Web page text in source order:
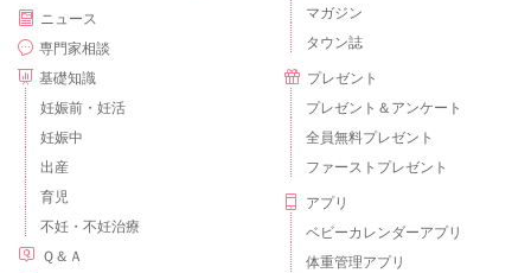
ニュース
専門家相談
基礎知識
妊娠前・妊活
妊娠中
出産
育児
不妊・不妊治療
Ｑ＆Ａ
マガジン
タウン誌
プレゼント
プレゼント＆アンケート
全員無料プレゼント
ファーストプレゼント
アプリ
ベビーカレンダーアプリ
体重管理アプリ